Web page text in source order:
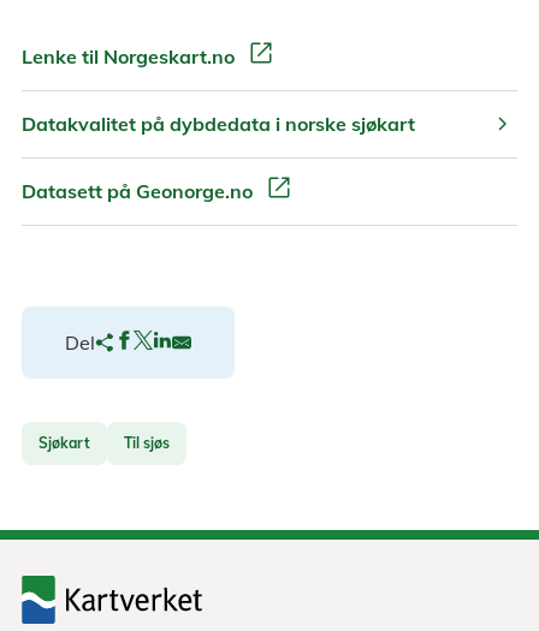
Lenke til Norgeskart.no open_in_new
Datakvalitet på dybdedata i norske sjøkart chevron_right
Datasett på Geonorge.no open_in_new
Del
Sjøkart Til sjøs